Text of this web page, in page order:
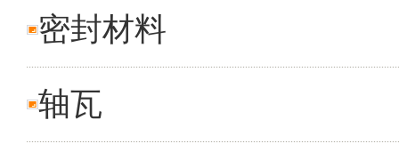
密封材料
轴瓦